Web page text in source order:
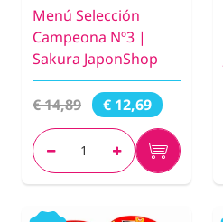
Menú Selección
Campeona Nº3 |
Sakura JaponShop
€ 14,89 € 12,69